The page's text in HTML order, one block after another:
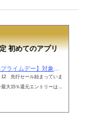
初めてのアプリ
https://ajirolife.com/2023/07/09/【amazonプライムデー】対象者限定-初めてのアプリで
12 先行セール始まっていま
大15％還元エントリーはこ